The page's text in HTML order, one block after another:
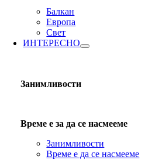
Балкан
Европа
Свет
ИНТЕРЕСНО
Занимливости
Време е за да се насмееме
Занимливости
Време е да се насмееме